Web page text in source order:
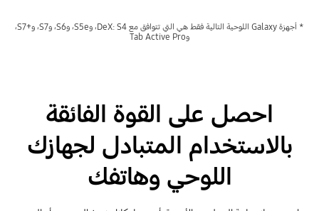
* أجهزة Galaxy اللوحية التالية فقط هي التي تتوافق مع DeX: S4، وS5e، وS6، وS7، و+S7،
وTab Active Pro
احصل على القوة الفائقة
بالاستخدام المتبادل لجهازك
اللوحي وهاتفك